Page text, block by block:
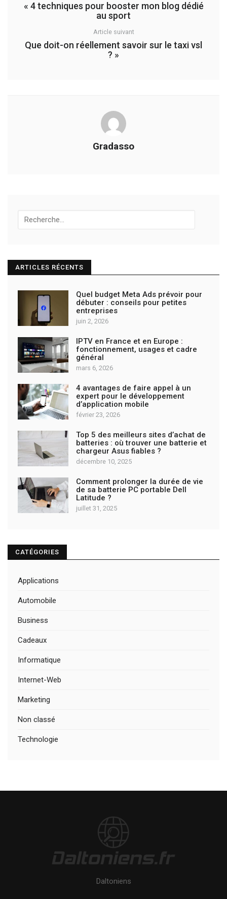
« 4 techniques pour booster mon blog dédié
au sport
Article suivant
Que doit-on réellement savoir sur le taxi vsl
? »
Gradasso
Recherche
pour:
ARTICLES RÉCENTS
Quel budget Meta Ads prévoir pour
débuter : conseils pour petites
entreprises
juin 2, 2026
IPTV en France et en Europe :
fonctionnement, usages et cadre
général
mars 6, 2026
4 avantages de faire appel à un
expert pour le développement
d’application mobile
février 23, 2026
Top 5 des meilleurs sites d’achat de
batteries : où trouver une batterie et
chargeur Asus fiables ?
décembre 10, 2025
Comment prolonger la durée de vie
de sa batterie PC portable Dell
Latitude ?
juillet 31, 2025
CATÉGORIES
Applications
Automobile
Business
Cadeaux
Informatique
Internet-Web
Marketing
Non classé
Technologie
Daltoniens